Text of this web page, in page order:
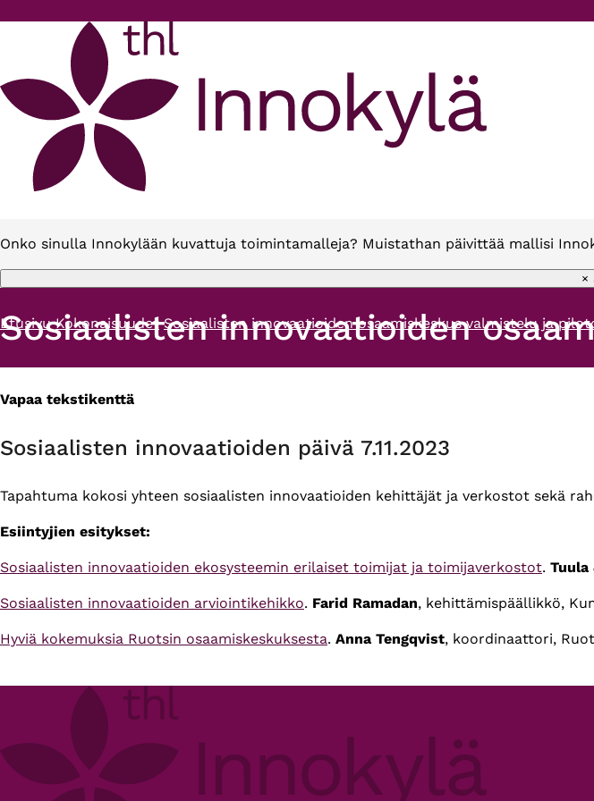
Onko sinulla Innokylään kuvattuja toimintamalleja? Muistathan päivittää mallisi
×
Murupolku
Etusivu Kokonaisuudet Sosiaalisten innovaatioiden osaamiskeskus valmistelu ja
Sosiaalisten innovaatioiden
Primary
tabs
Vapaa tekstikenttä
Sosiaalisten innovaatioiden päivä 7.11.2023
Tapahtuma kokosi yhteen sosiaalisten innovaatioiden kehittäjät ja verkostot sekä
Esiintyjien esitykset:
Sosiaalisten innovaatioiden ekosysteemin erilaiset toimijat ja toimijaverkostot. Tuula
Sosiaalisten innovaatioiden arviointikehikko. Farid Ramadan, kehittämispäällikkö,
Hyviä kokemuksia Ruotsin osaamiskeskuksesta. Anna Tengqvist, koordinaattori,